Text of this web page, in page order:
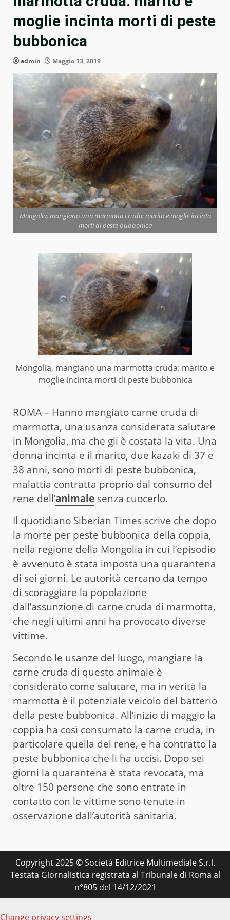
moglie incinta morti di peste
bubbonica
admin Maggio 13, 2019
Mongolia, mangiano una marmotta cruda: marito e moglie incinta
morti di peste bubbonica
Mongolia, mangiano una marmotta cruda: marito e
moglie incinta morti di peste bubbonica
ROMA – Hanno mangiato carne cruda di
marmotta, una usanza considerata salutare
in Mongolia, ma che gli è costata la vita. Una
donna incinta e il marito, due kazaki di 37 e
38 anni, sono morti di peste bubbonica,
malattia contratta proprio dal consumo del
rene dell’animale senza cuocerlo.
Il quotidiano Siberian Times scrive che dopo
la morte per peste bubbonica della coppia,
nella regione della Mongolia in cui l’episodio
è avvenuto è stata imposta una quarantena
di sei giorni. Le autorità cercano da tempo
di scoraggiare la popolazione
dall’assunzione di carne cruda di marmotta,
che negli ultimi anni ha provocato diverse
vittime.
Secondo le usanze del luogo, mangiare la
carne cruda di questo animale è
considerato come salutare, ma in verità la
marmotta è il potenziale veicolo del batterio
della peste bubbonica. All’inizio di maggio la
coppia ha così consumato la carne cruda, in
particolare quella del rene, e ha contratto la
peste bubbonica che li ha uccisi. Dopo sei
giorni la quarantena è stata revocata, ma
oltre 150 persone che sono entrate in
contatto con le vittime sono tenute in
osservazione dall’autorità sanitaria.
Copyright 2025 © Società Editrice Multimediale S.r.l.
Testata Giornalistica registrata al Tribunale di Roma al
n°805 del 14/12/2021
Change privacy settings